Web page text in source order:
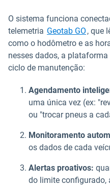
O sistema funciona
telemetria Geotab GO , que
como o hodômetro e as
nesses dados, a
ciclo de manutenção:
Agendamento
uma única vez (ex:
ou "trocar pneus a
Monitoramento
os dados de cada
Alertas proativos:
do limite configurado,